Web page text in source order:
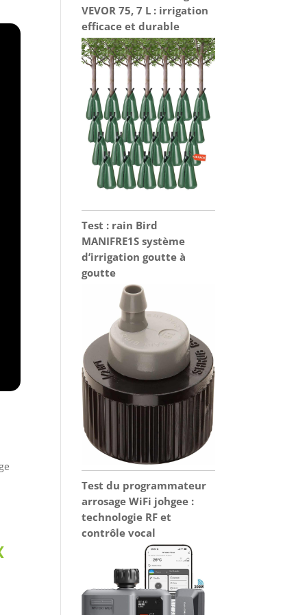
VEVOR 75, 7 L : irrigation
efficace et durable
Test : rain Bird
MANIFRE1S système
d’irrigation goutte à
goutte
Test du programmateur
arrosage WiFi johgee :
technologie RF et
contrôle vocal